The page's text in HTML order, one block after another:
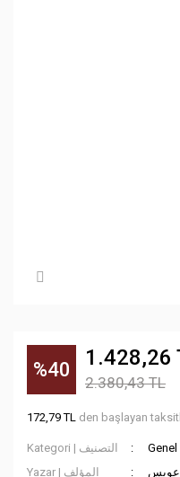
%40 1.428,26
2.380,43 TL
172,79 TL den başlayan
Kategori | التصنيف
Yazar | المؤلف
عويس